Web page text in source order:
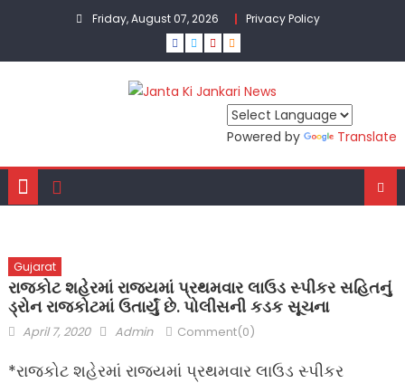
Friday, August 07, 2026 Privacy Policy
Powered by Translate
Gujarat
રાજકોટ શહેરમાં રાજ્યમાં પ્રથમવાર લાઉડ સ્પીકર સહિતનું
ડ્રોન રાજકોટમાં ઉતાર્યું છે. પોલીસની કડક સૂચના
Posted
April 7, 2020 Author
Admin Comment(0)
*રાજકોટ શહેરમાં રાજ્યમાં પ્રથમવાર લાઉડ સ્પીકર